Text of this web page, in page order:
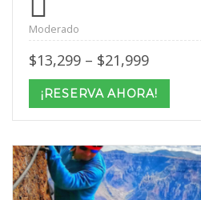
Moderado
$13,299 – $21,999Price
$13,299
through
$21,999
¡RESERVA AHORA!